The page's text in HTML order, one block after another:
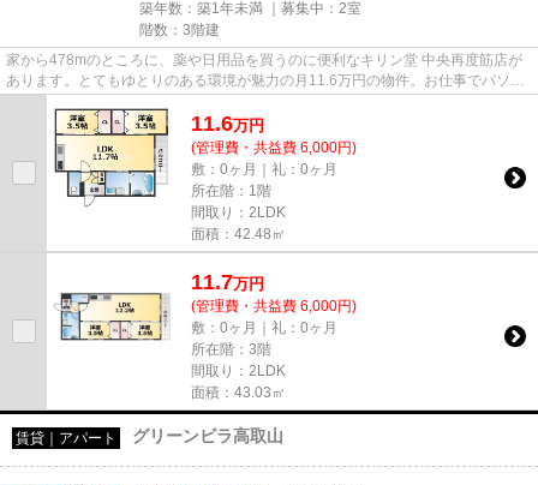
築年数：築1年未満 ｜募集中： 2室
階数：3階建
家から478mのところに、薬や日用品を買うのに便利なキリン堂 中央再度筋店が
あります。とてもゆとりのある環境が魅力の月11.6万円の物件。お仕事でパソコ
11.6万円
(管理費・共益費 6,000円)
敷：0ヶ月｜礼：0ヶ月
所在階：1階
間取り：2LDK
面積：42.48㎡
11.7万円
(管理費・共益費 6,000円)
敷：0ヶ月｜礼：0ヶ月
所在階：3階
間取り：2LDK
面積：43.03㎡
賃貸｜アパート グリーンビラ高取山